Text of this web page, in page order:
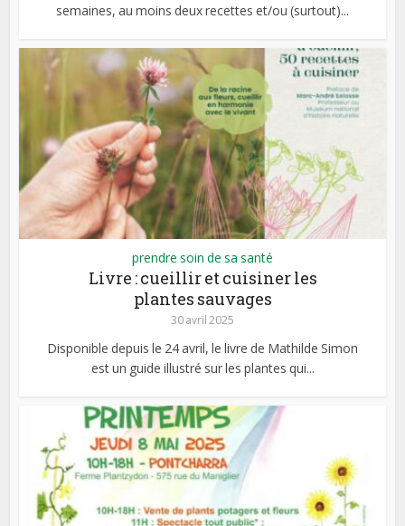
semaines, au moins deux recettes et/ou (surtout)...
prendre soin de sa santé
Livre : cueillir et cuisiner les
plantes sauvages
30 avril 2025
Disponible depuis le 24 avril, le livre de Mathilde Simon
est un guide illustré sur les plantes qui...